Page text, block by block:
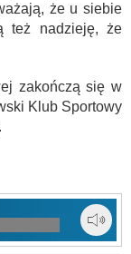
że u siebie
też nadzieję, że
zakończą się w
Klub Sportowy